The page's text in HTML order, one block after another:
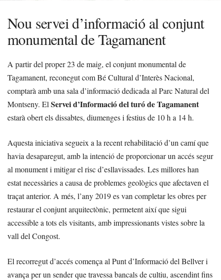
Nou servei d’informació al conjunt
monumental de Tagamanent
A partir del proper 23 de maig, el conjunt monumental de
Tagamanent, reconegut com Bé Cultural d’Interès Nacional,
comptarà amb una sala d’informació dedicada al Parc Natural del
Montseny. El Servei d’Informació del turó de Tagamanent
estarà obert els dissabtes, diumenges i festius de 10 h a 14 h.
Aquesta iniciativa segueix a la recent rehabilitació d’un camí que
havia desaparegut, amb la intenció de proporcionar un accés segur
al monument i mitigar el risc d’esllavissades. Les millores han
estat necessàries a causa de problemes geològics que afectaven el
traçat anterior. A més, l’any 2019 es van completar les obres per
restaurar el conjunt arquitectònic, permetent així que sigui
accessible a tots els visitants, amb impressionants vistes sobre la
vall del Congost.
El recorregut d’accés comença al Punt d’Informació del Bellver i
avança per un sender que travessa bancals de cultiu, ascendint fins